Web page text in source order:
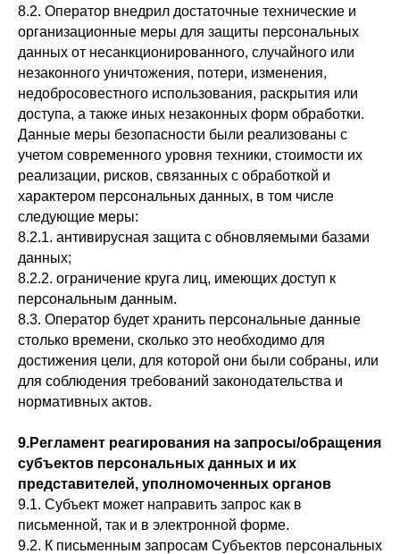
8.2. Оператор внедрил достаточные технические и
организационные меры для защиты персональных
данных от несанкционированного, случайного или
незаконного уничтожения, потери, изменения,
недобросовестного использования, раскрытия или
доступа, а также иных незаконных форм обработки.
Данные меры безопасности были реализованы с
учетом современного уровня техники, стоимости их
реализации, рисков, связанных с обработкой и
характером персональных данных, в том числе
следующие меры:
8.2.1. антивирусная защита с обновляемыми базами
данных;
8.2.2. ограничение круга лиц, имеющих доступ к
персональным данным.
8.3. Оператор будет хранить персональные данные
столько времени, сколько это необходимо для
достижения цели, для которой они были собраны, или
для соблюдения требований законодательства и
нормативных актов.
9.Регламент реагирования на запросы/обращения
субъектов персональных данных и их
представителей, уполномоченных органов
9.1. Субъект может направить запрос как в
письменной, так и в электронной форме.
9.2. К письменным запросам Субъектов персональных